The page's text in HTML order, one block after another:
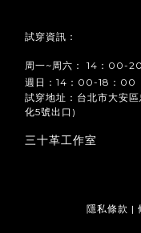
試穿資訊：
周一~周六： 14：00-
週日：14：00-18：00
試穿地址：台北市大安
化5號出口)
三十革工作室
隱私條款 |